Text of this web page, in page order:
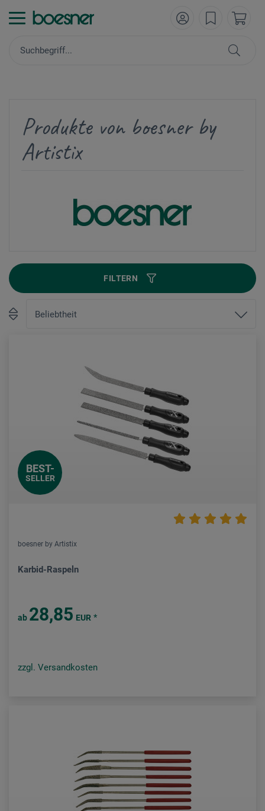
Produkte von boesner by
Artistix
FILTERN
BEST-
SELLER
boesner by Artistix
Karbid-Raspeln
ab 28,85 EUR *
zzgl. Versandkosten